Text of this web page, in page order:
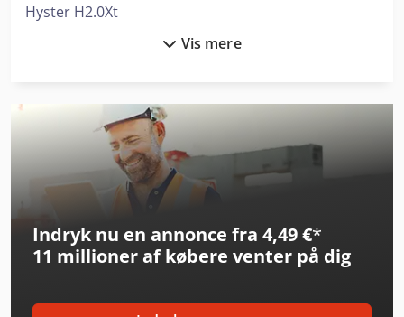
Hyster H2.0Xt
Hyster H3.0Xt
Hyster H3.5Ft
Hyster H3.5Ut
Hyster H5.0Ft
Hyster H7.0Ft
Vis mere
Indryk nu en annonce fra 4,49 €*
11 millioner af købere venter på dig